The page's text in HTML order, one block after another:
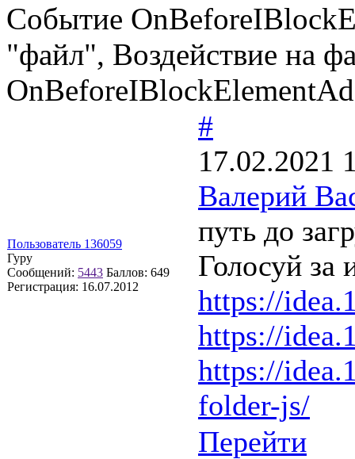
Событие
"файл", Воздействие на
Пользователь 136059
Гуру
Сообщений: 5443 Баллов: 649
Регистрация: 16.07.2012
#
17.02.2021
Валерий
путь до
Голосуй
https://
https://
https://
folder-js/
Перейти